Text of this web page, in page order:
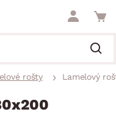
rošty Lamelový